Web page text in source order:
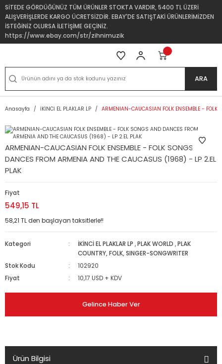
SİTEDE GÖRDÜĞÜNÜZ TÜM ÜRÜNLER STOKTA VARDIR, 5400 TL ÜZERİ
ALIŞVERİŞLERDE KARGO ÜCRETSİZDİR. EBAY'DE SATIŞTAKİ ÜRÜNLERİMİZDEN
İSTEĞİNİZ OLURSA İLETİŞİME GEÇİNİZ.
https://www.ebay.com/str/zihnimuzik
ARA
Anasayfa İKİNCİ EL PLAKLAR LP ARMENIAN-CAUCASIAN FOLK ENSEMBLE -
ARMENIAN-CAUCASIAN FOLK ENSEMBLE - FOLK SONGS AND
DANCES FROM ARMENIA AND THE CAUCASUS (1968) - LP 2.EL
PLAK
Fiyat
549,15 TL
58,21 TL den başlayan taksitlerle!!
Kategori İKİNCİ EL PLAKLAR LP ,PLAK WORLD ,PLAK
COUNTRY, FOLK, SINGER-SONGWRITER
Stok Kodu
102920
Fiyat
10,17 USD + KDV
Gelince Haber Ver
Ürün Bilgisi